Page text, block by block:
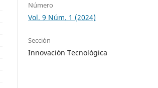
Número
Vol. 9 Núm. 1 (2024)
Sección
Innovación Tecnológica